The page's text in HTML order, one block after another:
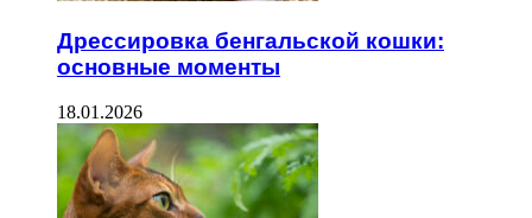
Дрессировка бенгальской кошки:
основные моменты
18.01.2026